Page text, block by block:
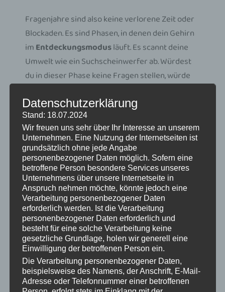
Fragenjahre sind also keine verlorene Zeit oder
Blockaden. Es sind Phasen, in denen dein Gehirn
imEntdeckungsmodusläuft. Es scannt deine
Umwelt wie ein Suchscheinwerfer ab. Würdest
du in dieser Phase keine Fragen stellen, würde
2. Der Mythos der 21
Tage: Warum echte
Transformation Zeit
braucht
Wir alle kennen die typischen Versprechen:
„Verändere dein Leben in 3 Wochen!“ oder „In
21 Tagen zur neuen Identität!“
Aus neurowissenschaftlicher Sicht ist das
schlichtweg Wunschdenken. Wenn wir die
Biochemie unseres Körpers und die
Plastizität unseres Gehirns betrachten, sehen
Datenschutzerklärung
Stand: 18.07.2024
Wir freuen uns sehr über Ihr Interesse an unserem
Unternehmen. Eine Nutzung der Internetseiten ist
grundsätzlich ohne jede Angabe
personenbezogener Daten möglich. Sofern eine
betroffene Person besondere Services unseres
Unternehmens über unsere Internetseite in
Anspruch nehmen möchte, könnte jedoch eine
Verarbeitung personenbezogener Daten
erforderlich werden. Ist die Verarbeitung
personenbezogener Daten erforderlich und
besteht für eine solche Verarbeitung keine
gesetzliche Grundlage, holen wir generell eine
Einwilligung der betroffenen Person ein.
Die Verarbeitung personenbezogener Daten,
beispielsweise des Namens, der Anschrift, E-Mail-
Adresse oder Telefonnummer einer betroffenen